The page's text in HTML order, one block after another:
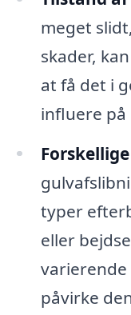
meget
skader,
at få det i
influere på
typer
eller
påvirke